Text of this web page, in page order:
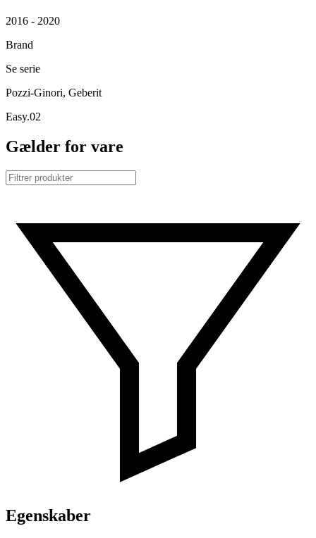
2016 - 2020
Brand
Se serie
Pozzi-Ginori, Geberit
Easy.02
Gælder for vare
Egenskaber